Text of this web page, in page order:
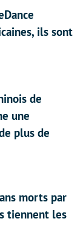
ils sont
de
une
plus de
morts par
tiennent les